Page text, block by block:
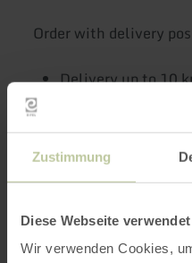
Zustimmung
Diese Webseite
Wir verwenden Cookies,
Order with delivery
Delivery up to 10
Further